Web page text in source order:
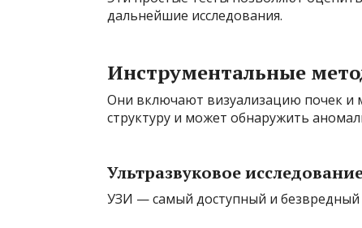
дальнейшие исследования.
Инструментальные
Они включают визуализацию почек
структуру и может обнаружить
Ультразвуковое
УЗИ — самый доступный и безвредный